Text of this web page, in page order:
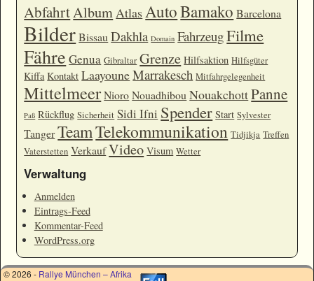
AbfahrtAlbumAtlas AutoBamako Barcelona
Bilder Bissau Dakhla Domain FahrzeugFilme
Fähre Genua Gibraltar Grenze Hilfsaktion Hilfsgüter
Kiffa Kontakt LaayouneMarrakesch Mitfahrgelegenheit
Mittelmeer Nioro Nouadhibou NouakchottPanne
Paß Rückflug Sicherheit Sidi Ifni Spender Start Sylvester
TangerTeamTelekommunikation Tidjikja Treffen
Vaterstetten VerkaufVideo Visum Wetter
Verwaltung
Anmelden
Eintrags-Feed
Kommentar-Feed
WordPress.org
© 2026 - Rallye München – Afrika